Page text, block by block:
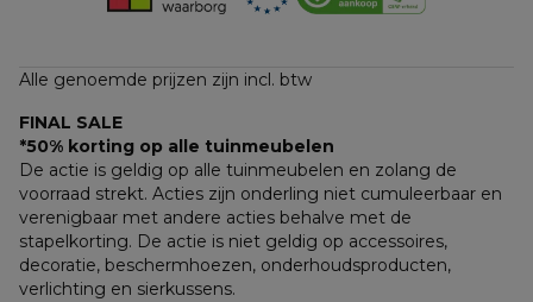
Alle genoemde prijzen zijn incl. btw
FINAL SALE
*50% korting op alle tuinmeubelen
De actie is geldig op alle tuinmeubelen en zolang de
voorraad strekt. Acties zijn onderling niet cumuleerbaar en
verenigbaar met andere acties behalve met de
stapelkorting. De actie is niet geldig op accessoires,
decoratie, beschermhoezen, onderhoudsproducten,
verlichting en sierkussens.